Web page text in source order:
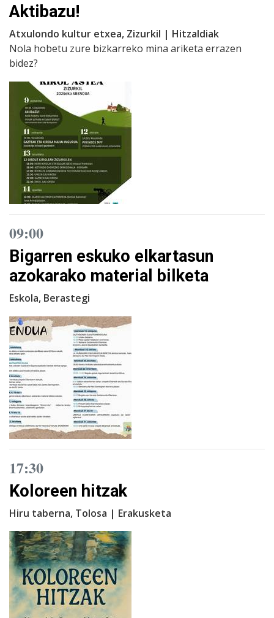
Aktibazu!
Atxulondo kultur etxea, Zizurkil | Hitzaldiak
Nola hobetu zure bizkarreko mina ariketa errazen
bidez?
09:00
Bigarren eskuko elkartasun
azokarako material bilketa
Eskola, Berastegi
17:30
Koloreen hitzak
Hiru taberna, Tolosa | Erakusketa